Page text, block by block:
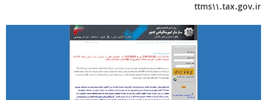
ttms11.tax.gov.ir